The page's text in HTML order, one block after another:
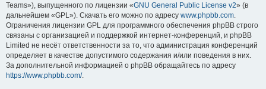
Teams»), выпущенного по лицензии «GNU General Public License v2» (в
дальнейшем «GPL»). Скачать его можно по адресу www.phpbb.com.
Ограничения лицензии GPL для программного обеспечения phpBB строго
связаны с организацией и поддержкой интернет-конференций, и phpBB
Limited не несёт ответственности за то, что администрация конференций
определяет в качестве допустимого содержания и/или поведения в них.
За дополнительной информацией о phpBB обращайтесь по адресу
https://www.phpbb.com/.